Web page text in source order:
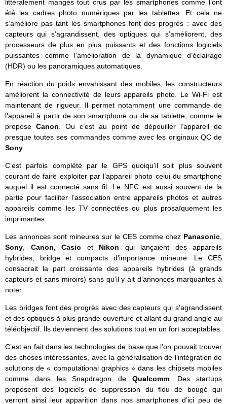
littéralement mangés tout crus par les smartphones comme l’ont
été les cadres photo numériques par les tablettes. Et cela ne
s’améliore pas tant les smartphones font des progrès : avec des
capteurs qui s’agrandissent, des optiques qui s’améliorent, des
processeurs de plus en plus puissants et des fonctions logiciels
puissantes comme l’amélioration de la dynamique d’éclairage
(HDR) ou les panoramiques automatiques.
En réaction du poids envahissant des mobiles, les constructeurs
améliorent la connectivité de leurs appareils photo. Le Wi-Fi est
maintenant de rigueur. Il permet notamment une commande de
l’appareil à partir de son smartphone ou de sa tablette, comme le
propose Canon . Ou c’est au point de dépouiller l’appareil de
presque toutes ses commandes comme avec les originaux QC de
Sony
C’est parfois complété par le GPS quoiqu’il soit plus souvent
courant de faire exploiter par l’appareil photo celui du smartphone
auquel il est connecté sans fil. Le NFC est aussi souvent de la
partie pour faciliter l’association entre appareils photos et autres
appareils comme les TV connectées ou plus prosaïquement les
imprimantes.
Les annonces sont mineures sur le CES comme chez Panasonic
Sony
Canon, Casio etNikon qui lançaient des appareils
hybrides, bridge et compacts d’importance mineure. Le CES
consacrait la part croissante des appareils hybrides (à grands
capteurs et sans miroirs) sans qu’il y ait d’annonces marquantes à
noter.
Les bridges font des progrès avec des capteurs qui s’agrandissent
et des optiques à plus grande ouverture et allant du grand angle au
téléobjectif. Ils deviennent des solutions tout en un fort acceptables.
C’est en fait dans les technologies de base que l’on pouvait trouver
des choses intéressantes, avec la généralisation de l’intégration de
solutions de « computational graphics » dans les chipsets mobiles
comme dans les Snapdragon de Qualcomm. Des startups
proposent des logiciels de suppression du flou de bougé qui
verront ainsi leur apparition dans nos smartphones d’ici peu de